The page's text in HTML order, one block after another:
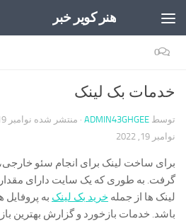
هنر کویر خبر
0
خدمات بک لینک
توسط ADMIN43GHGEE · منتشر شده نوامبر 19, 2022
نوامبر 19, 2022
برای ساخت لینک برای انجام سئو خارجی،
گرفت. به طوری که یک سایت دارای
لینک ها از جمله خرید بک لینک به پروفایل
باشد. خدمات بازخورد و گزارش بهترین